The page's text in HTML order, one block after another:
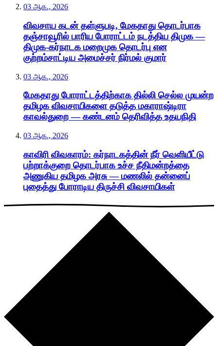
03 ஆக., 2026
விவசாய கடன் தள்ளுபடி, மேகதாது தொடர்பாக
தஞ்சாவூரில் பாரிய போராட்டம் நடத்திய திமுக —
திமுக-கர்நாடக மறைமுக தொடர்பு என
குற்றம்சாட்டிய அமைச்சர் நிர்மல் குமார்
03 ஆக., 2026
மேகதாது போராட்டத்திற்காக தில்லி செல்ல முயன்ற
தமிழக விவசாயிகளை தடுத்த மகாராஷ்டிரா
காவல்துறை — கண்டனம் தெரிவித்த உதயநிதி
03 ஆக., 2026
காவிரி விவகாரம்: கர்நாடகத்தின் நீர் வெளியீட்டு
பற்றாக்குறை தொடர்பாக உச்ச நீதிமன்றத்தை
அணுகிய தமிழக அரசு — மணலில் தன்னைப்
புதைத்து போராடிய திருச்சி விவசாயிகள்